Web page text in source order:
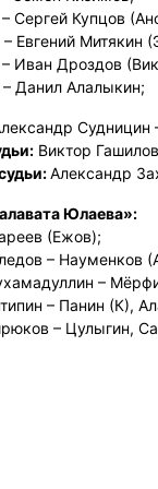
Сергей Купцов
Евгений Митякин
Иван Дроздов
Данил Алалыкин;
Судницин
Виктор
Александр
Юлаева»:
(Ежов);
– Науменков
–
– Панин (К),
– Цулыгин,